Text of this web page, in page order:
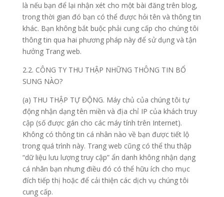
là nếu bạn để lại nhận xét cho một bài đăng trên blog,
trong thời gian đó bạn có thể được hỏi tên và thông tin
khác. Bạn không bắt buộc phải cung cấp cho chúng tôi
thông tin qua hai phương pháp này để sử dụng và tận
hưởng Trang web.
2.2. CÔNG TY THU THẬP NHỮNG THÔNG TIN BỔ
SUNG NÀO?
(a) THU THẬP TỰ ĐỘNG. Máy chủ của chúng tôi tự
động nhận dạng tên miền và địa chỉ IP của khách truy
cập (số được gán cho các máy tính trên Internet).
Không có thông tin cá nhân nào về bạn được tiết lộ
trong quá trình này. Trang web cũng có thể thu thập
“dữ liệu lưu lượng truy cập” ẩn danh không nhận dạng
cá nhân bạn nhưng điều đó có thể hữu ích cho mục
đích tiếp thị hoặc để cải thiện các dịch vụ chúng tôi
cung cấp.